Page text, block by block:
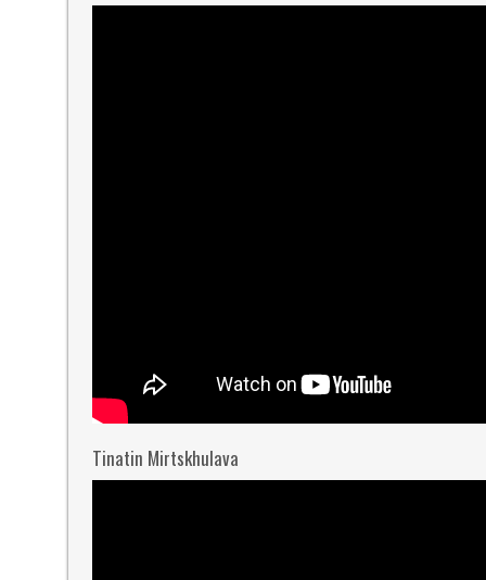
Tinatin Mirtskhulava